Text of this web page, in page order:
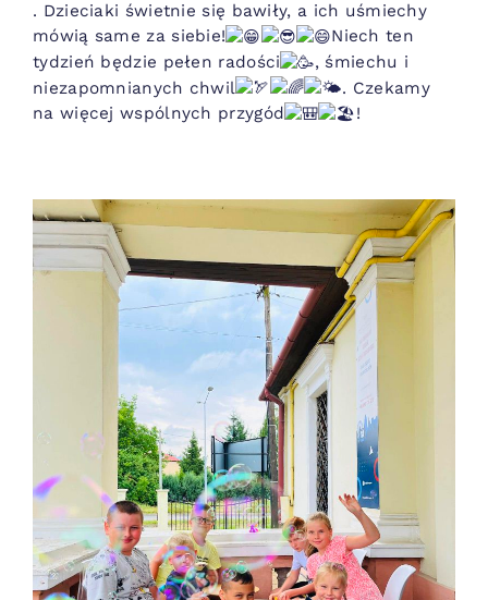
. Dzieciaki świetnie się bawiły, a ich uśmiechy
mówią same za siebie!
Niech ten
tydzień będzie pełen radości
, śmiechu i
niezapomnianych chwil
. Czekamy
na więcej wspólnych przygód
!